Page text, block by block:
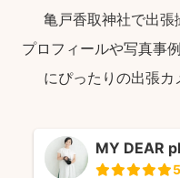
亀戸香取神社で出張
プロフィールや写真事
にぴったりの出張カ
MY DEAR
5